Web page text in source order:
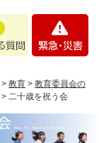
・
> 教育 > 教育委員会の
> 二十歳を祝う会